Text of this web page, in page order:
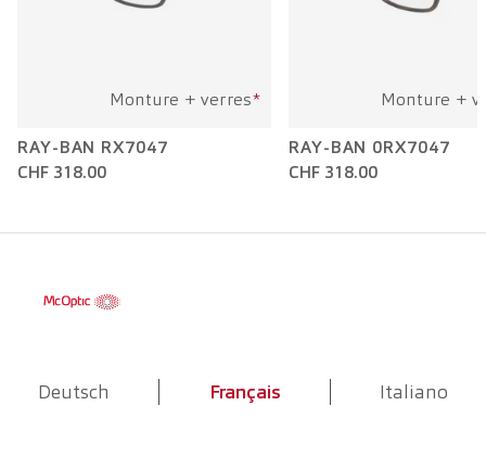
Monture + verres*
RAY-BAN RX7047
CHF 318.00
Monture +
RAY-BAN 0RX7047
CHF 318.00
Deutsch Français Italiano